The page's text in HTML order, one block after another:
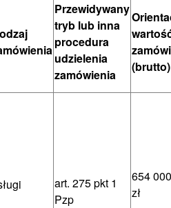
Przewidywany
tryb lub inna
procedura
udzielenia
zamówienia
(brutto)
art. 275 pkt 1
Pzp
654
zł